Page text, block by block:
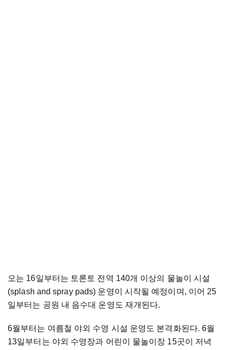
오는 16일부터는 토론토 전역 140개 이상의 물놀이 시설
(splash and spray pads) 운영이 시작될 예정이며, 이어 25
일부터는 공원 내 음수대 운영도 재개된다.
6월부터는 여름철 야외 수영 시설 운영도 본격화된다. 6월
13일부터는 야외 수영장과 어린이 물놀이장 15곳이 저녁